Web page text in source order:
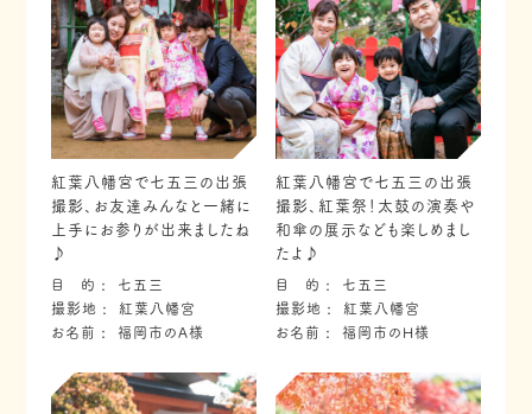
紅葉八幡宮で七五三の出張
撮影、お友達みんなと一緒に
上手にお参りが出来ましたね
♪
目 的
七五三
撮影地
紅葉八幡宮
お名前
福岡市のA様
紅葉八幡宮で七五三の出張
撮影、紅葉祭！太鼓の演奏や
和傘の展示なども楽しめまし
たよ♪
目 的
七五三
撮影地
紅葉八幡宮
お名前
福岡市のH様